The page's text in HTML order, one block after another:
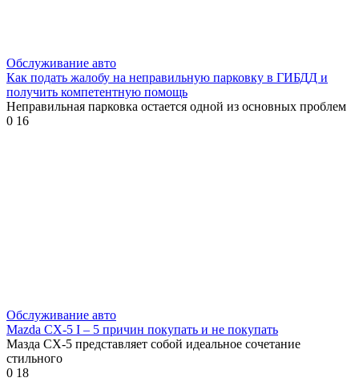
Обслуживание авто
Как подать жалобу на неправильную парковку в ГИБДД и
получить компетентную помощь
Неправильная парковка остается одной из основных проблем
0 16
Обслуживание авто
Mazda CX-5 I – 5 причин покупать и не покупать
Мазда СХ-5 представляет собой идеальное сочетание
стильного
0 18